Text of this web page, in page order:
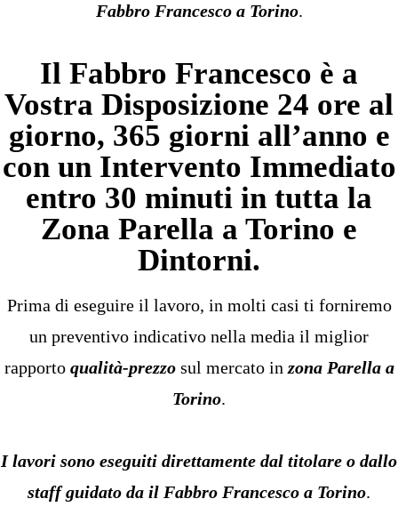
Fabbro Francesco a Torino.
Il Fabbro Francesco è a
Vostra Disposizione 24 ore al
giorno, 365 giorni all’anno e
con un Intervento Immediato
entro 30 minuti in tutta la
Zona Parella a Torino e
Dintorni.
Prima di eseguire il lavoro, in molti casi ti forniremo
un preventivo indicativo nella media il miglior
rapporto qualità-prezzosul mercato in zona Parella a
Torino.
I lavori sono eseguiti direttamente dal titolare o dallo
staff guidato da il Fabbro Francesco a Torino.